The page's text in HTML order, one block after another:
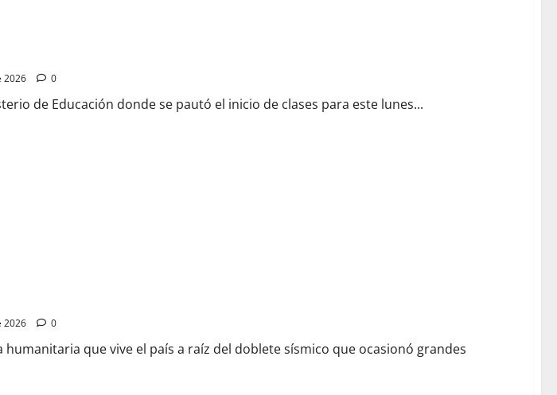
2026 0
de Educación donde se pautó el inicio de clases para este lunes...
2026 0
humanitaria que vive el país a raíz del doblete sísmico que ocasionó grandes